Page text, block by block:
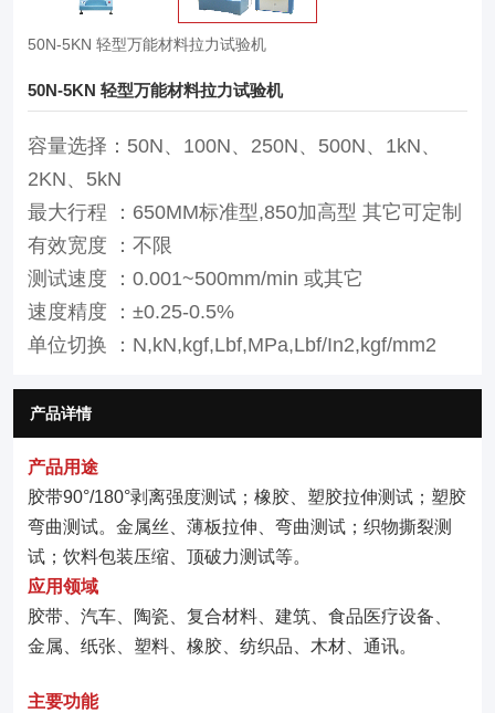
50N-5KN 轻型万能材料拉力试验机
50N-5KN 轻型万能材料拉力试验机
容量选择：50N、100N、250N、500N、1kN、
2KN、5kN
最大行程 ：650MM标准型,850加高型 其它可定制
有效宽度 ：不限
测试速度 ：0.001~500mm/min 或其它
速度精度 ：±0.25-0.5%
单位切换 ：N,kN,kgf,Lbf,MPa,Lbf/In2,kgf/mm2
产品详情
产品用途
胶带90°/180°剥离强度测试；橡胶、塑胶拉伸测试；塑胶
弯曲测试。金属丝、薄板拉伸、弯曲测试；织物撕裂测
试；饮料包装压缩、顶破力测试等。
应用领域
胶带、汽车、陶瓷、复合材料、建筑、食品医疗设备、
金属、纸张、塑料、橡胶、纺织品、木材、通讯。
主要功能